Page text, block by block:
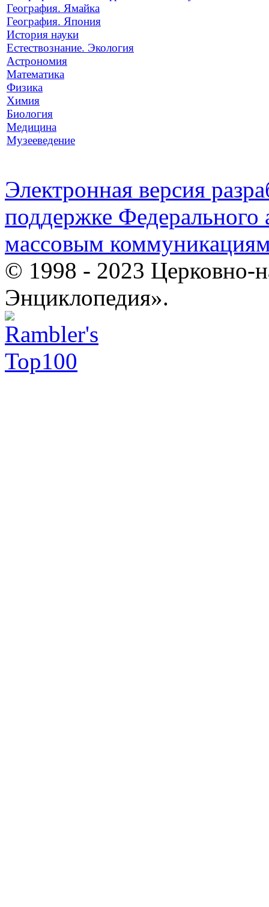
География. Ямайка
География. Япония
История науки
Естествознание. Экология
Астрономия
Математика
Физика
Химия
Биология
Медицина
Музееведение
Электронная версия
поддержке Федерального
массовым
© 1998 - 2023 Церковно-
Энциклопедия».